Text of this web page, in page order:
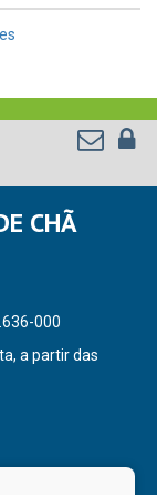
CHÃ
000
a partir das